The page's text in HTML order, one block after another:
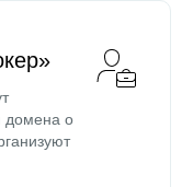
домена о